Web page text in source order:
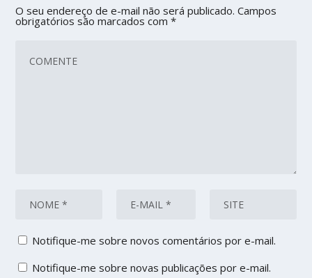
O seu endereço de e-mail não será publicado. Campos
obrigatórios são marcados com*
Notifique-me sobre novos comentários por e-mail.
Notifique-me sobre novas publicações por e-mail.